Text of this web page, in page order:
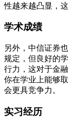
性越来越凸显，
学术成绩
另外，中信证券
规定，但良好的
行力，这对于金
你在学业上能够
会更具竞争力。
实习经历